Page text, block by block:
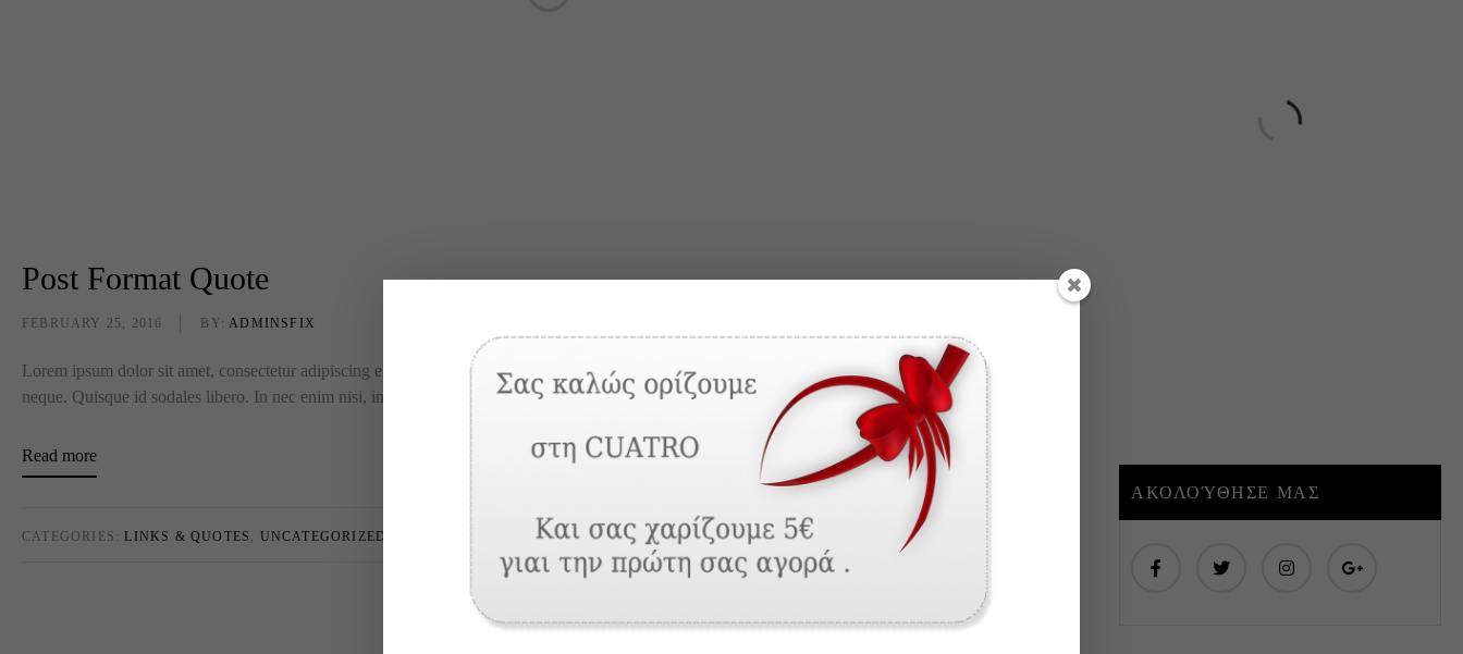
Post Format Quote
FEBRUARY 25, 2016 BY: ADMINSFIX
Lorem ipsum dolor sit amet, consectetur adipiscing elit. Sed tincidunt, erat in malesuada aliquam, est erat faucibus purus, eget viverra nulla sem vitae
neque. Quisque id sodales libero. In nec enim nisi, in ultricies quam. Sed lacinia feugiat velit, cursus molestie lectus.
Read more
CATEGORIES:LINKS & QUOTES , UNCATEGORIZED 0 COMMENTS
ΑΚΟΛΟΎΘΗΣΕ ΜΑΣ